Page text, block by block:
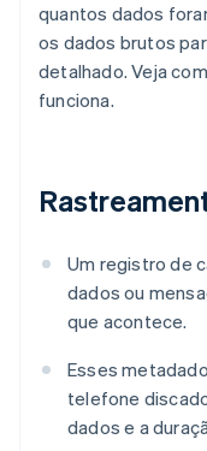
quantos dados
os dados brutos
detalhado. Veja
funciona.
Um registro de
dados ou
que acontece.
Esses
telefone
dados e a